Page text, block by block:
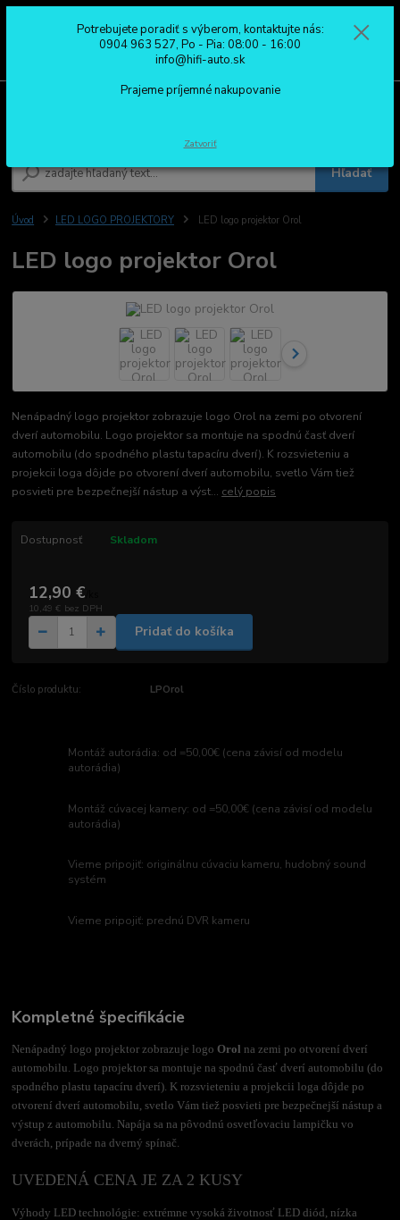
Hľadať
0904 963 527
Po - Pia: 08:00 - 16:00
Úvod LED LOGO PROJEKTORY LED logo projektor Orol
LED logo projektor Orol
Nenápadný logo projektor zobrazuje logo Orol na zemi po otvorení
dverí automobilu. Logo projektor sa montuje na spodnú časť dverí
automobilu (do spodného plastu tapacíru dverí). K rozsvieteniu a
projekcii loga dôjde po otvorení dverí automobilu, svetlo Vám tiež
posvieti pre bezpečnejší nástup a výst... celý popis
Dostupnosť Skladom
12,90 €
10,49 € bez DPH
Pridať do košíka
Číslo produktu: LPOrol
Montáž autorádia: od =50,00€ (cena závisí od modelu
autorádia)
Montáž cúvacej kamery: od =50,00€ (cena závisí od modelu
autorádia)
Vieme pripojiť: originálnu cúvaciu kameru, hudobný sound
systém
Vieme pripojiť: prednú DVR kameru
Kompletné špecifikácie
Nenápadný logo projektor zobrazuje logoOrol na zemi po otvorení dverí
automobilu. Logo projektor sa montuje na spodnú časť dverí automobilu (do
spodného plastu tapacíru dverí). K rozsvieteniu a projekcii loga dôjde po
otvorení dverí automobilu, svetlo Vám tiež posvieti pre bezpečnejší nástup a
výstup z automobilu. Napája sa na pôvodnú osvetľovaciu lampičku vo
dverách, prípade na dverný spínač.
UVEDENÁ CENA JE ZA 2 KUSY
Výhody LED technológie: extrémne vysoká životnosť LED diód, nízka
Potrebujete poradiť s výberom, kontaktujte nás:
0904 963 527, Po - Pia: 08:00 - 16:00
info@hifi-auto.sk
Prajeme príjemné nakupovanie
Zatvoriť